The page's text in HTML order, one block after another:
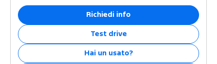
Richiedi info
Test drive
Hai un usato?